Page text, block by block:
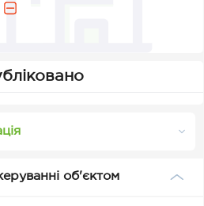
об'єктом